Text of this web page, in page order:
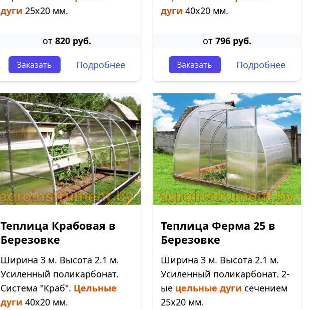
дуги 25х20 мм.
от 820 руб.
Заказать Подробнее
дуги 40х20 мм.
от 796 руб.
Заказать Подробнее
Теплица Крабовая в
Березовке
Ширина 3 м. Высота 2.1 м.
Усиленный поликарбонат.
Система "Краб". Цельные
дуги 40х20 мм.
Теплица Ферма 25 в
Березовке
Ширина 3 м. Высота 2.1 м.
Усиленный поликарбонат. 2-
ые цельные дуги сечением
25х20 мм.